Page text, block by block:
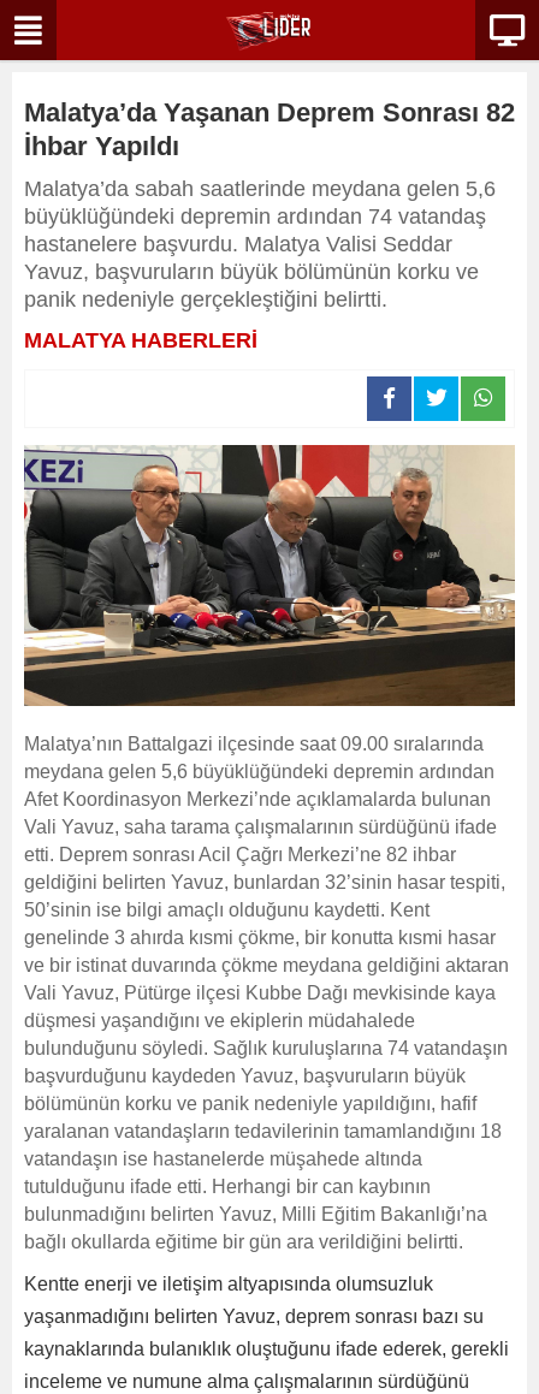
Malatya’da Yaşanan Deprem Sonrası 82
İhbar Yapıldı
Malatya’da sabah saatlerinde meydana gelen 5,6
büyüklüğündeki depremin ardından 74 vatandaş
hastanelere başvurdu. Malatya Valisi Seddar
Yavuz, başvuruların büyük bölümünün korku ve
panik nedeniyle gerçekleştiğini belirtti.
MALATYA HABERLERİ
Malatya’nın Battalgazi ilçesinde saat 09.00 sıralarında
meydana gelen 5,6 büyüklüğündeki depremin ardından
Afet Koordinasyon Merkezi’nde açıklamalarda bulunan
Vali Yavuz, saha tarama çalışmalarının sürdüğünü ifade
etti. Deprem sonrası Acil Çağrı Merkezi’ne 82 ihbar
geldiğini belirten Yavuz, bunlardan 32’sinin hasar tespiti,
50’sinin ise bilgi amaçlı olduğunu kaydetti. Kent
genelinde 3 ahırda kısmi çökme, bir konutta kısmi hasar
ve bir istinat duvarında çökme meydana geldiğini aktaran
Vali Yavuz, Pütürge ilçesi Kubbe Dağı mevkisinde kaya
düşmesi yaşandığını ve ekiplerin müdahalede
bulunduğunu söyledi. Sağlık kuruluşlarına 74 vatandaşın
başvurduğunu kaydeden Yavuz, başvuruların büyük
bölümünün korku ve panik nedeniyle yapıldığını, hafif
yaralanan vatandaşların tedavilerinin tamamlandığını 18
vatandaşın ise hastanelerde müşahede altında
tutulduğunu ifade etti. Herhangi bir can kaybının
bulunmadığını belirten Yavuz, Milli Eğitim Bakanlığı’na
bağlı okullarda eğitime bir gün ara verildiğini belirtti.
Kentte enerji ve iletişim altyapısında olumsuzluk
yaşanmadığını belirten Yavuz, deprem sonrası bazı su
kaynaklarında bulanıklık oluştuğunu ifade ederek, gerekli
inceleme ve numune alma çalışmalarının sürdüğünü